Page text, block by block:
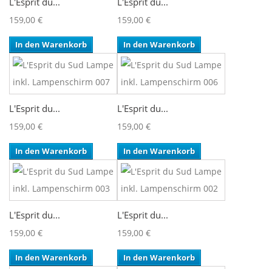
159,00 €
In den Warenkorb
159,00 €
In den Warenkorb
L'Esprit du...
159,00 €
In den Warenkorb
L'Esprit du...
159,00 €
In den Warenkorb
L'Esprit du...
159,00 €
In den Warenkorb
L'Esprit du...
159,00 €
In den Warenkorb